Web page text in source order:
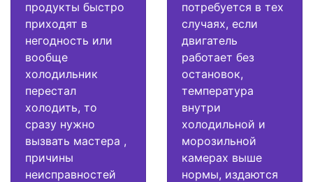
продукты быстро
приходят в
негодность или
вообще
холодильник
перестал
холодить, то
сразу нужно
вызвать мастера ,
причины
неисправностей
потребуется в тех
случаях, если
двигатель
работает без
остановок,
температура
внутри
холодильной и
морозильной
камерах выше
нормы, издаются